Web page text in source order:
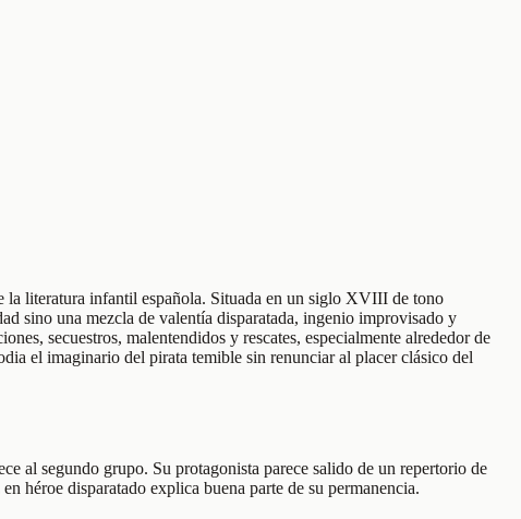
la literatura infantil española. Situada en un siglo XVIII de tono
sino una mezcla de valentía disparatada, ingenio improvisado y
secuestros, malentendidos y rescates, especialmente alrededor de
el imaginario del pirata temible sin renunciar al placer clásico del
al segundo grupo. Su protagonista parece salido de un repertorio de
héroe disparatado explica buena parte de su permanencia.